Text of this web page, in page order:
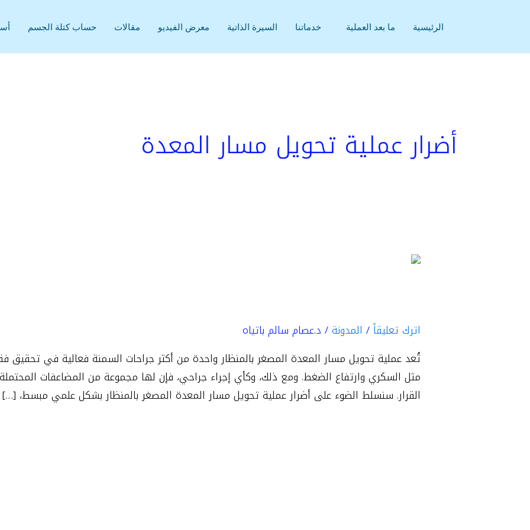
الرئيسية ما بعد العملية خدماتنا السيرة الذاتية معرض الفيديو مقالات حساب كتلة الجسم
أضرار عملية تحويل مسار المعدة
اترك تعليقاً/ المدونة/ د.عصام سالم باتياه
تُعد عملية تحويل مسار المعدة المصغر بالمنظار واحدة من أكثر جراحات السمنة فعالية في تحقيق
مثل السكري وارتفاع الضغط. ومع ذلك، وكأي إجراء جراحي، فإن لها مجموعة من المضاعفات
القرار. سنسلط الضوء على أضرار عملية تحويل مسار المعدة المصغر بالمنظار بشكل علمي مبسط، […]
أضرار
المصغر
بالمنظار